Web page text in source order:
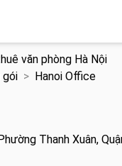
văn phòng Hà Nội
gói
Hanoi Office
Thanh Xuân,